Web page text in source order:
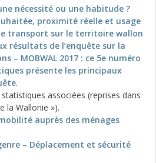
nécessité ou une habitude ?
proximité réelle et usage
transport sur le territoire wallon
résultats de l’enquête sur la
– MOBWAL 2017 : ce 5e numéro
présente les principaux
.
associées (reprises dans
la Wallonie »).
auprès des ménages
– Déplacement et sécurité